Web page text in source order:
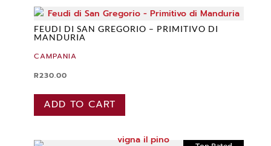
FEUDI DI SAN GREGORIO – PRIMITIVO DI
MANDURIA
CAMPANIA
R230.00
ADD TO CART